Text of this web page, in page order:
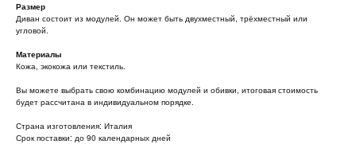
Размер
Диван состоит из модулей. Он может быть двухместный, трёхместный или
угловой.
Материалы
Кожа, экокожа или текстиль.
Вы можете выбрать свою комбинацию модулей и обивки, итоговая стоимость
будет рассчитана в индивидуальном порядке.
Страна изготовления: Италия
Срок поставки: до 90 календарных дней